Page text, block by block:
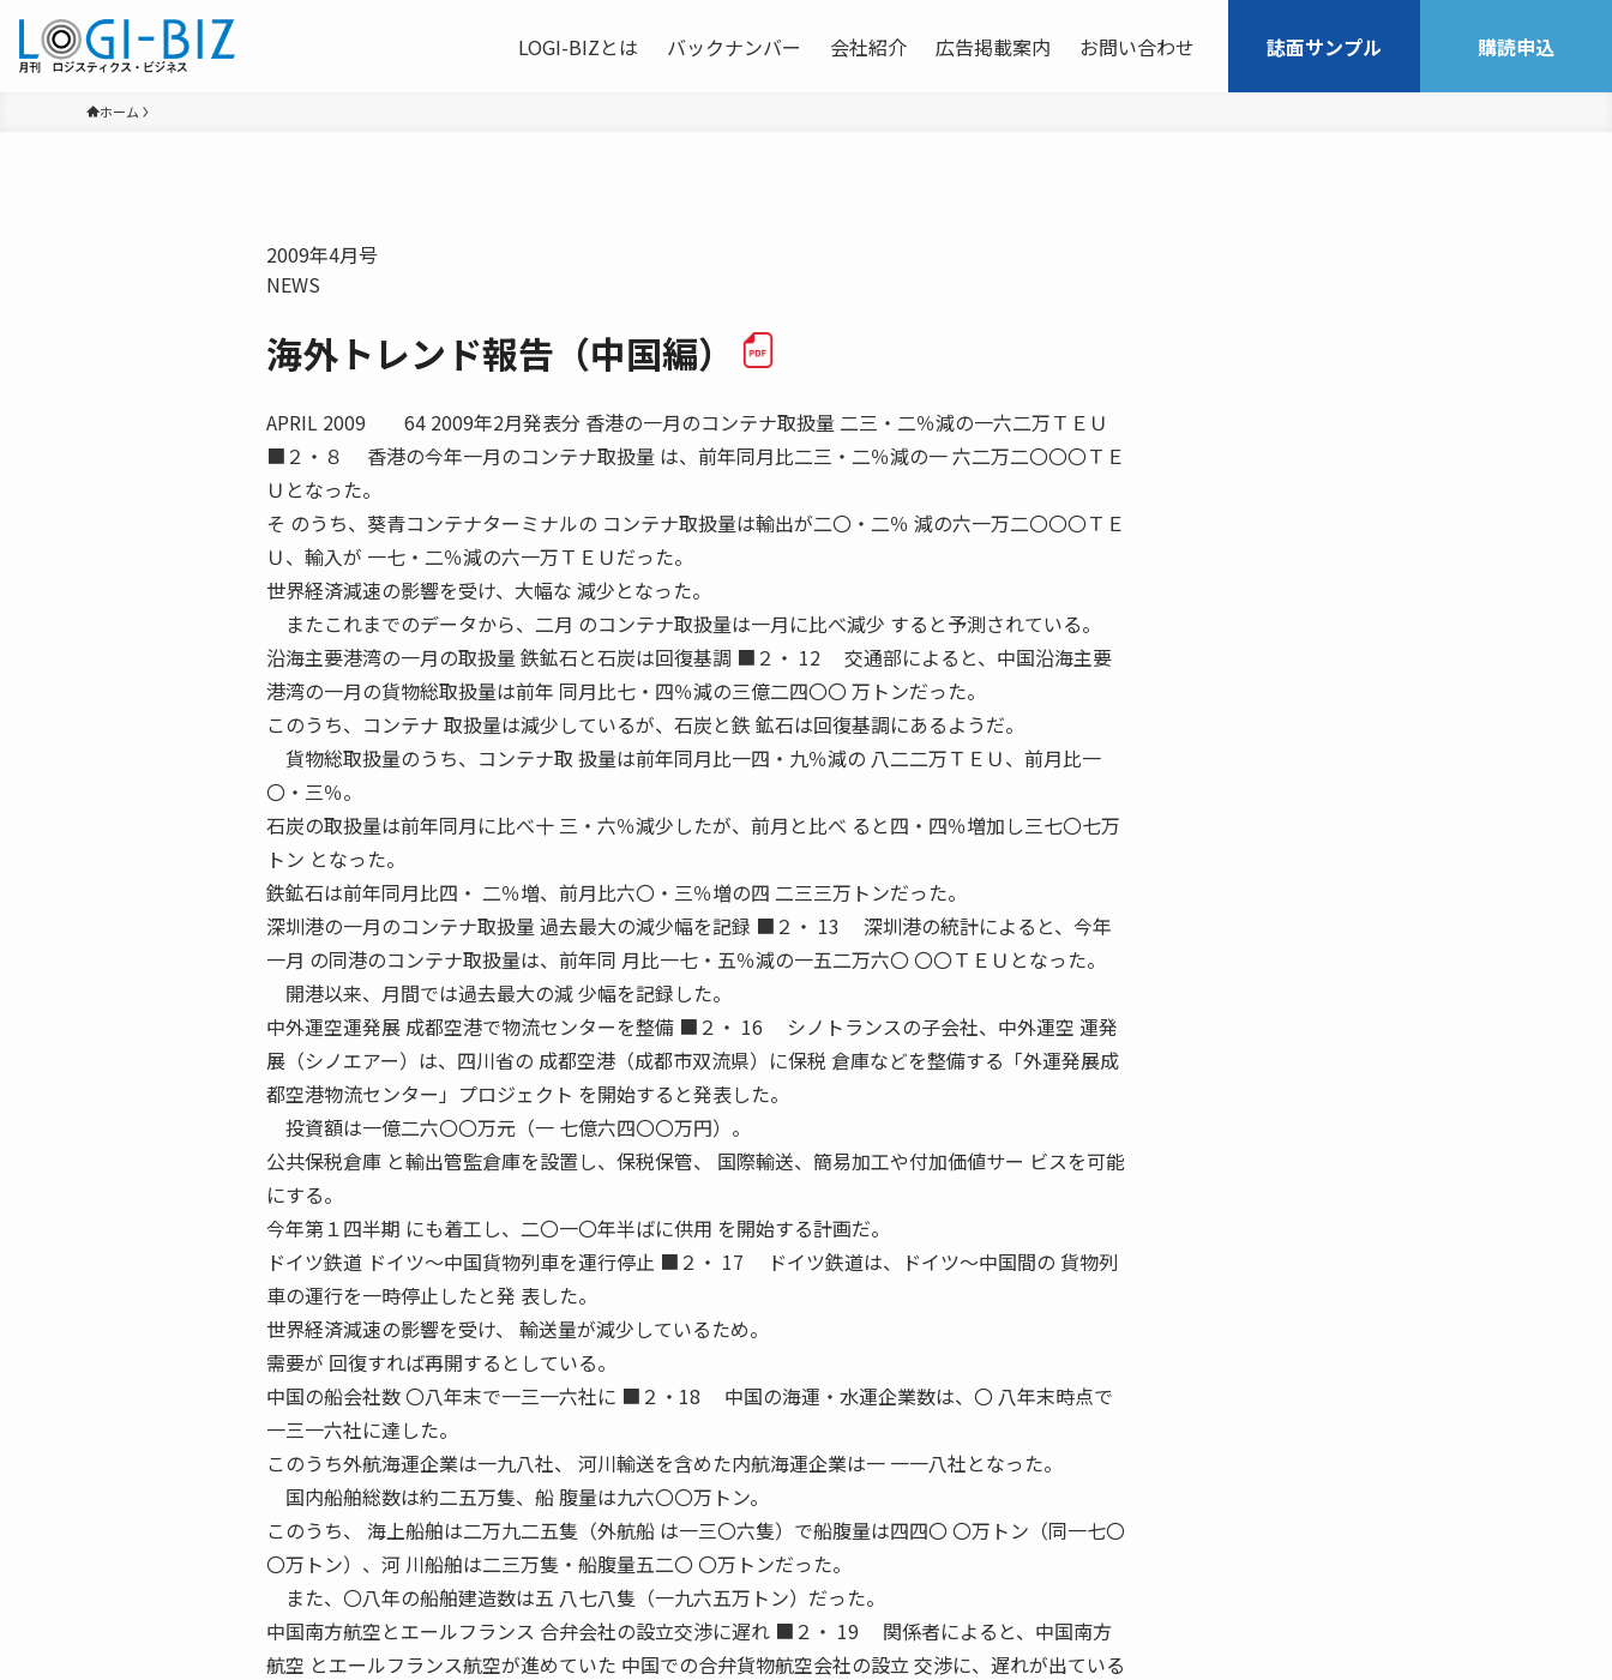
LOGI-BIZとは バックナンバー 会社紹介 広告掲載案内 お問い合わせ 誌面サンプル 購読申込
ホーム
2009年4月号
NEWS
海外トレンド報告（中国編）
APRIL 2009 64 2009年2月発表分 香港の一月のコンテナ取扱量 二三・二％減の一六二万ＴＥＵ
■２・８ 香港の今年一月のコンテナ取扱量 は、前年同月比二三・二％減の一 六二万二〇〇〇ＴＥ
Ｕとなった。
そ のうち、葵青コンテナターミナルの コンテナ取扱量は輸出が二〇・二％ 減の六一万二〇〇〇ＴＥ
Ｕ、輸入が 一七・二％減の六一万ＴＥＵだった。
世界経済減速の影響を受け、大幅な 減少となった。
またこれまでのデータから、二月 のコンテナ取扱量は一月に比べ減少 すると予測されている。
沿海主要港湾の一月の取扱量 鉄鉱石と石炭は回復基調 ■２・ 12 交通部によると、中国沿海主要
港湾の一月の貨物総取扱量は前年 同月比七・四％減の三億二四〇〇 万トンだった。
このうち、コンテナ 取扱量は減少しているが、石炭と鉄 鉱石は回復基調にあるようだ。
貨物総取扱量のうち、コンテナ取 扱量は前年同月比一四・九％減の 八二二万ＴＥＵ、前月比一
〇・三％。
石炭の取扱量は前年同月に比べ十 三・六％減少したが、前月と比べ ると四・四％増加し三七〇七万
トン となった。
鉄鉱石は前年同月比四・ 二％増、前月比六〇・三％増の四 二三三万トンだった。
深圳港の一月のコンテナ取扱量 過去最大の減少幅を記録 ■２・ 13 深圳港の統計によると、今年
一月 の同港のコンテナ取扱量は、前年同 月比一七・五％減の一五二万六〇 〇〇ＴＥＵとなった。
開港以来、月間では過去最大の減 少幅を記録した。
中外運空運発展 成都空港で物流センターを整備 ■２・ 16 シノトランスの子会社、中外運空 運発
展（シノエアー）は、四川省の 成都空港（成都市双流県）に保税 倉庫などを整備する「外運発展成
都空港物流センター」プロジェクト を開始すると発表した。
投資額は一億二六〇〇万元（一 七億六四〇〇万円）。
公共保税倉庫 と輸出管監倉庫を設置し、保税保管、 国際輸送、簡易加工や付加価値サー ビスを可能
にする。
今年第１四半期 にも着工し、二〇一〇年半ばに供用 を開始する計画だ。
ドイツ鉄道 ドイツ〜中国貨物列車を運行停止 ■２・ 17 ドイツ鉄道は、ドイツ〜中国間の 貨物列
車の運行を一時停止したと発 表した。
世界経済減速の影響を受け、 輸送量が減少しているため。
需要が 回復すれば再開するとしている。
中国の船会社数 〇八年末で一三一六社に ■２・18 中国の海運・水運企業数は、〇 八年末時点で
一三一六社に達した。
このうち外航海運企業は一九八社、 河川輸送を含めた内航海運企業は一 一一八社となった。
国内船舶総数は約二五万隻、船 腹量は九六〇〇万トン。
このうち、 海上船舶は二万九二五隻（外航船 は一三〇六隻）で船腹量は四四〇 〇万トン（同一七〇
〇万トン）、河 川船舶は二三万隻・船腹量五二〇 〇万トンだった。
また、〇八年の船舶建造数は五 八七八隻（一九六五万トン）だった。
中国南方航空とエールフランス 合弁会社の設立交渉に遅れ ■２・ 19 関係者によると、中国南方
航空 とエールフランス航空が進めていた 中国での合弁貨物航空会社の設立 交渉に、遅れが出ている